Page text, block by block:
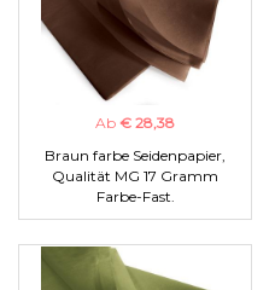
Ab € 28,38
Braun farbe Seidenpapier,
Qualität MG 17 Gramm
Farbe-Fast.